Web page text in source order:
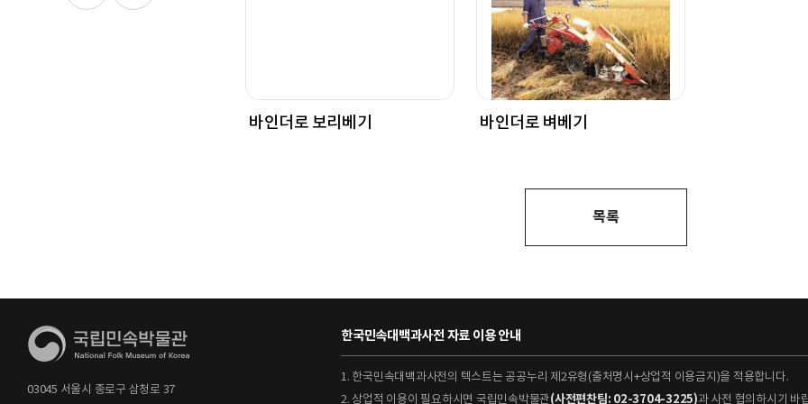
바인더로 보리베기 바인더로 벼베기
목록
03045 서울시 종로구 삼청로 37
한국민속대백과사전 자료 이용 안내
1. 한국민속대백과사전의 텍스트는 공공누리 제2유형(출처명시+상업적 이용금지)을 적용합니다.
2. 상업적 이용이 필요하시면 국립민속박물관(사전편찬팀: 02-3704-3225)과 사전 협의하시기 바